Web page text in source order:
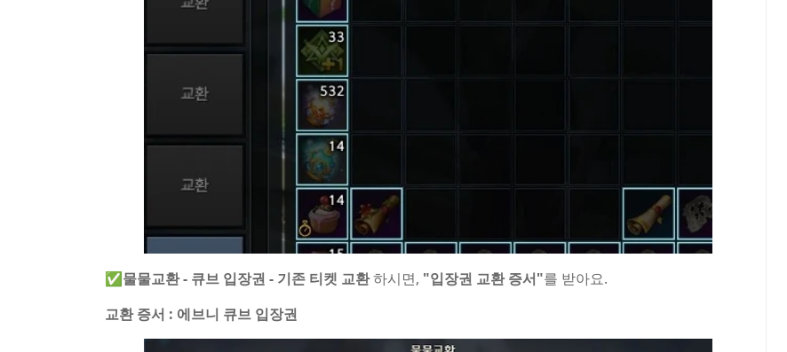
✅물물교환 - 큐브 입장권 - 기존 티켓 교환하시면, "입장권 교환 증서"를 받아요.
교환 증서 : 에브니 큐브 입장권